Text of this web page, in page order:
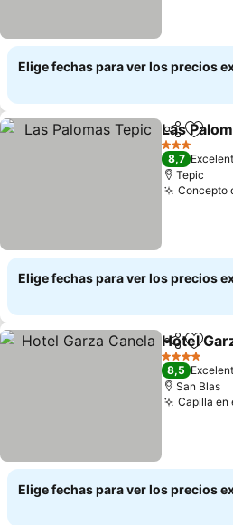
Elige fechas para ver los precios
Compartir
Las
3 Estrellas
8,7
Tepic
Concepto
Elige fechas para ver los precios
Compartir
Hotel
4 Estrellas
8,5
San Blas
Capilla en
Elige fechas para ver los precios